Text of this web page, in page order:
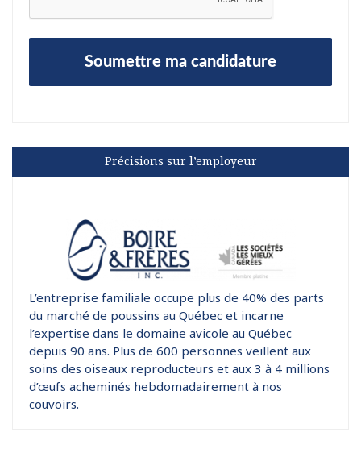
Précisions sur l’employeur
L’entreprise familiale occupe plus de 40% des parts
du marché de poussins au Québec et incarne
l’expertise dans le domaine avicole au Québec
depuis 90 ans. Plus de 600 personnes veillent aux
soins des oiseaux reproducteurs et aux 3 à 4 millions
d’œufs acheminés hebdomadairement à nos
couvoirs.